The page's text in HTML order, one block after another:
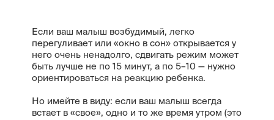
Если ваш малыш возбудимый, легко
перегуливает или «окно в сон» открывается у
него очень ненадолго, сдвигать режим может
быть лучше не по 15 минут, а по 5–10 — нужно
ориентироваться на реакцию ребенка.
Но имейте в виду: если ваш малыш всегда
встает в «свое», одно и то же время утром (это